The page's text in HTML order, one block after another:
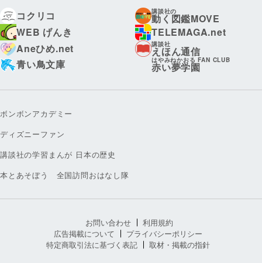
コクリコ
講談社の
動く図鑑MOVE
WEB げんき
TELEMAGA.net
Aneひめ.net
講談社
えほん通信
青い鳥文庫
はやみねかおる FAN CLUB
赤い夢学園
ボンボンアカデミー
ディズニーファン
講談社の学習まんが 日本の歴史
本とあそぼう 全国訪問おはなし隊
お問い合わせ
利用規約
広告掲載について
プライバシーポリシー
特定商取引法に基づく表記
取材・掲載の指針